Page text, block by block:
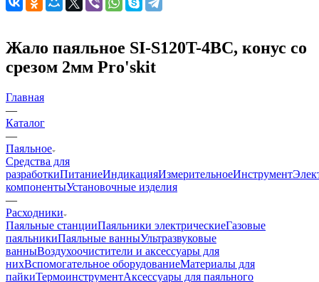
Жало паяльное SI-S120T-4BC, конус со
срезом 2мм Pro'skit
Главная
—
Каталог
—
Паяльное
Средства для
разработкиПитаниеИндикацияИзмерительноеИнструмент
компонентыУстановочные изделия
—
Расходники
Паяльные станцииПаяльники электрическиеГазовые
паяльникиПаяльные ванныУльтразвуковые
ванныВоздухоочистители и аксессуары для
нихВспомогательное оборудованиеМатериалы для
пайкиТермоинструментАксессуары для паяльного